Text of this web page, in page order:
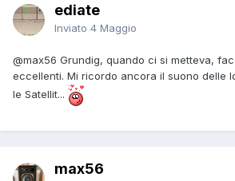
ediate
Inviato 4 Maggio
@max56 Grundig, quando ci si metteva,
eccellenti. Mi ricordo ancora il suono delle
le Satellit...
max56